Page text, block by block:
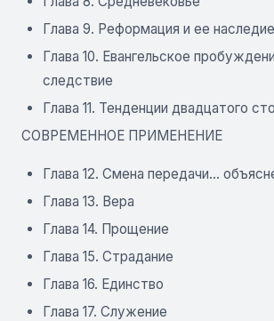
Глава 9. Реформация и ее наследие
Глава 10. Евангельское
следствие
Глава 11. Тенденции двадцатого
СОВРЕМЕННОЕ ПРИМЕНЕНИЕ
Глава 12. Смена передачи...
Глава 13. Вера
Глава 14. Прощение
Глава 15. Страдание
Глава 16. Единство
Глава 17. Служение